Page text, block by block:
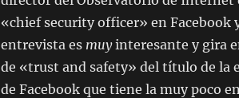
«chief security officer» en Facebook
entrevista es muyinteresante y gira
de «trust and safety» del título de la
de Facebook que tiene la muy poco